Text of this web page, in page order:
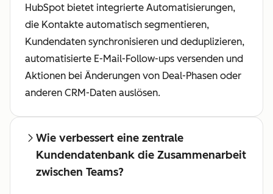
HubSpot bietet integrierte Automatisierungen,
die Kontakte automatisch segmentieren,
Kundendaten synchronisieren und deduplizieren,
automatisierte E-Mail-Follow-ups versenden und
Aktionen bei Änderungen von Deal-Phasen oder
anderen CRM-Daten auslösen.
Wie verbessert eine zentrale
Kundendatenbank die Zusammenarbeit
zwischen Teams?